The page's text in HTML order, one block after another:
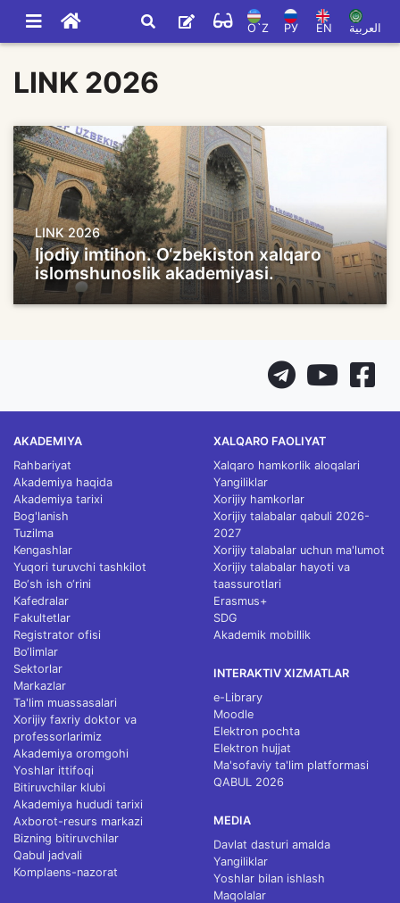
O`Z РУ EN العربية
LINK 2026
LINK 2026
Ijodiy imtihon. O‘zbekiston xalqaro
islomshunoslik akademiyasi.
AKADEMIYA
Rahbariyat
Akademiya haqida
Akademiya tarixi
Bog'lanish
Tuzilma
Kengashlar
Yuqori turuvchi tashkilot
Bo‘sh ish o‘rini
Kafedralar
Fakultetlar
Registrator ofisi
Bo‘limlar
Sektorlar
Markazlar
Ta'lim muassasalari
Xorijiy faxriy doktor va
professorlarimiz
Akademiya oromgohi
Yoshlar ittifoqi
Bitiruvchilar klubi
Akademiya hududi tarixi
Axborot-resurs markazi
Bizning bitiruvchilar
Qabul jadvali
Komplaens-nazorat
XALQARO FAOLIYAT
Xalqaro hamkorlik aloqalari
Yangiliklar
Xorijiy hamkorlar
Xorijiy talabalar qabuli 2026-
2027
Xorijiy talabalar uchun ma'lumot
Xorijiy talabalar hayoti va
taassurotlari
Erasmus+
SDG
Akademik mobillik
INTERAKTIV XIZMATLAR
e-Library
Moodle
Elektron pochta
Elektron hujjat
Ma'sofaviy ta'lim platformasi
QABUL 2026
MEDIA
Davlat dasturi amalda
Yangiliklar
Yoshlar bilan ishlash
Maqolalar